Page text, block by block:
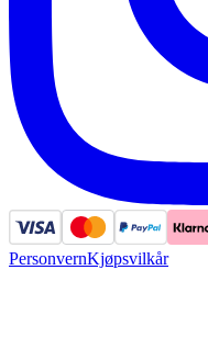
PersonvernKjøpsvilkår